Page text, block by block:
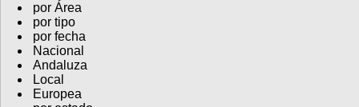
por Área
por tipo
por fecha
Nacional
Andaluza
Local
Europea